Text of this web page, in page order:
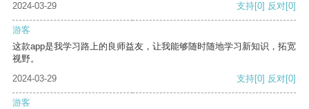
2024-03-29
支持[0] 反对[0]
游客
这款app是我学习路上的良师益友，让我能够随时随地学习新知识，拓宽
视野。
2024-03-29
支持[0] 反对[0]
游客